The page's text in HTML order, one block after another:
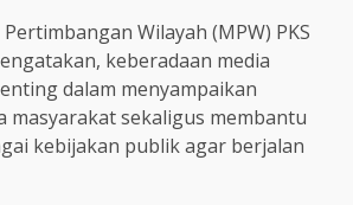
Wilayah (MPW) PKS
keberadaan media
dalam menyampaikan
masyarakat sekaligus membantu
kebijakan publik agar berjalan